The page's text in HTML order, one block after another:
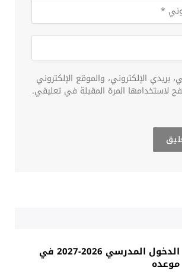
بريدي الإلكتروني، والموقع الإلكتروني
لاستخدامها المرة المقبلة في تعليقي.
الدخول المدرسي 2026-2027 في
موعده